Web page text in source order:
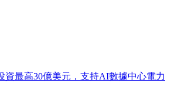
資最高30億美元，支持AI數據中心電力